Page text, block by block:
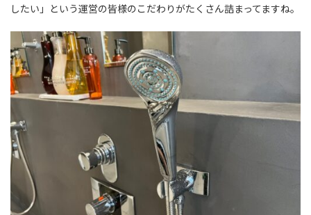
したい」という運営の皆様のこだわりがたくさん詰まってますね。